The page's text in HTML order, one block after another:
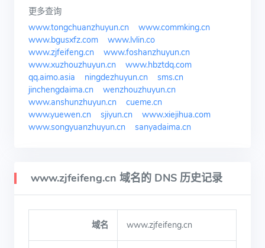
更多查询
www.tongchuanzhuyun.cn
www.commking.cn
www.bgusxfz.com
www.lvlin.co
www.zjfeifeng.cn
www.foshanzhuyun.cn
www.xuzhouzhuyun.cn
www.hbztdq.com
qq.aimo.asia
ningdezhuyun.cn
sms.cn
jinchengdaima.cn
wenzhouzhuyun.cn
www.anshunzhuyun.cn
cueme.cn
www.yuewen.cn
sjiyun.cn
www.xiejihua.com
www.songyuanzhuyun.cn
sanyadaima.cn
www.zjfeifeng.cn 域名的 DNS 历史记录
域名 www.zjfeifeng.cn